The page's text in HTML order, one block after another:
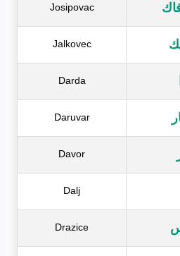
Josipovac
Jalkovec
Darda
Daruvar
Davor
Dalj
Drazice